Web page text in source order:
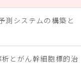
測システムの構築と
とがん幹細胞標的治